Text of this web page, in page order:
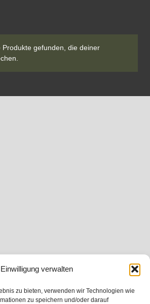
Einwilligung verwalten
zu bieten, verwenden wir Technologien wie
zu speichern und/oder darauf
Produkte gefunden, die deiner